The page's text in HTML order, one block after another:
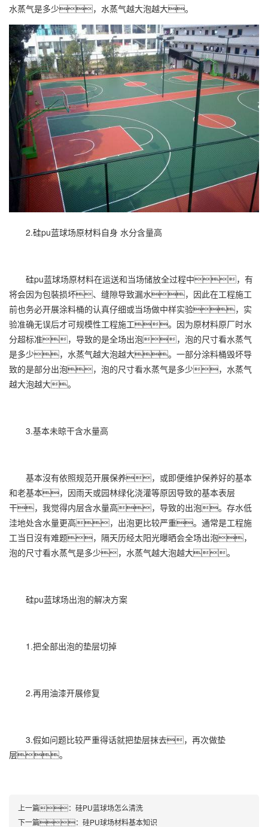
水蒸气是多少，水蒸气越大泡越大。
2.硅pu蓝球场原材料自身 水分含量高
硅pu蓝球场原材料在运送和当场储放全过程中，有
将会因为包裝损坏、缝隙导致漏水，因此在工程施工
前也务必开展涂料桶的认真仔细或当场做中样实验，实
验准确无误后才可规模性工程施工。因为原材料原厂时水
分超标准，导致的是全场出泡，泡的尺寸看水蒸气
是多少，水蒸气越大泡越大。一部分涂料桶毁坏导
致的是部分出泡，泡的尺寸看水蒸气是多少，水蒸气
越大泡越大。
3.基本未晾干含水量高
基本沒有依照规范开展保养，或即便维护保养好的基本
和老基本，因雨天或园林绿化浇灌等原因导致的基本表层
干，我觉得内层含水量高，导致的出泡。存水低
洼地处含水量更高，出泡更比较严重。通常是工程施
工当日沒有难题，隔天历经太阳光曝晒会全场出泡，
泡的尺寸看水蒸气是多少，水蒸气越大泡越大。
硅pu蓝球场出泡的解决方案
1.把全部出泡的垫层切掉
2.再用油漆开展修复
3.假如问题比较严重得话就把垫层抹去，再次做垫
层。
上一篇： 硅PU蓝球场怎么清洗
下一篇： 硅PU球场材料基本知识